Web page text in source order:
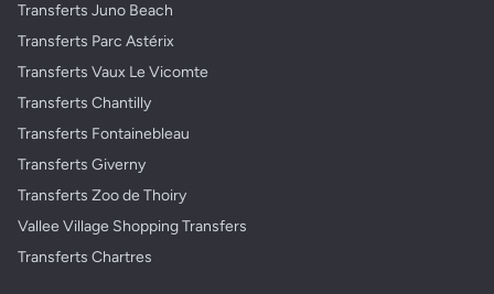
Transferts Juno Beach
Transferts Parc Astérix
Transferts Vaux Le Vicomte
Transferts Chantilly
Transferts Fontainebleau
Transferts Giverny
Transferts Zoo de Thoiry
Vallee Village Shopping Transfers
Transferts Chartres